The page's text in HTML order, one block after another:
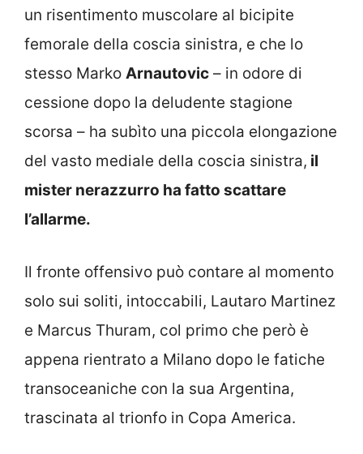
un risentimento muscolare al bicipite
femorale della coscia sinistra, e che lo
stesso Marko Arnautovic – in odore di
cessione dopo la deludente stagione
scorsa – ha subìto una piccola elongazione
del vasto mediale della coscia sinistra, il
mister nerazzurro ha fatto scattare
l’allarme.
Il fronte offensivo può contare al momento
solo sui soliti, intoccabili, Lautaro Martinez
e Marcus Thuram, col primo che però è
appena rientrato a Milano dopo le fatiche
transoceaniche con la sua Argentina,
trascinata al trionfo in Copa America.